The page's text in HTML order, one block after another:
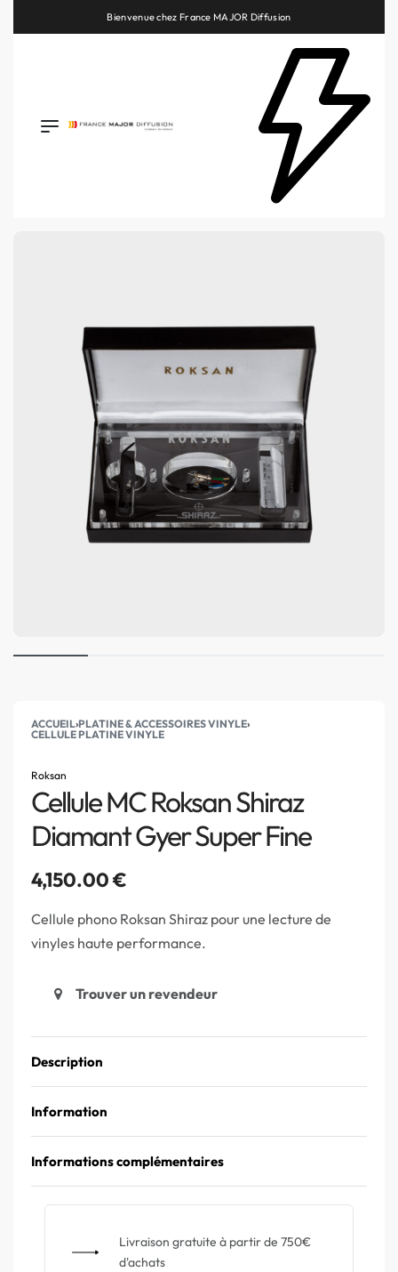
Retrouvez les plus belles marques de la HiFi, de l’intégration et du Home Cinéma
ACCUEIL›PLATINE & ACCESSOIRES VINYLE›
CELLULE PLATINE VINYLE
Roksan
Cellule MC Roksan Shiraz
Diamant Gyer Super Fine
4,150.00€
Cellule phono Roksan Shiraz pour une lecture de
vinyles haute performance.
Trouver un revendeur
Description
Information
Informations complémentaires
Livraison gratuite à partir de 750€
d'achats